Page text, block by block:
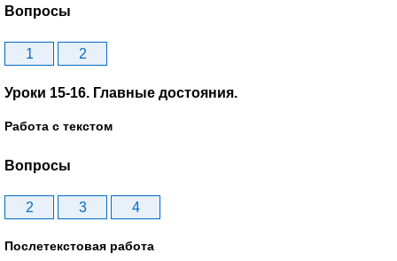
Вопросы
1 2
Уроки 15-16. Главные достояния.
Работа с текстом
Вопросы
2 3 4
Послетекстовая работа